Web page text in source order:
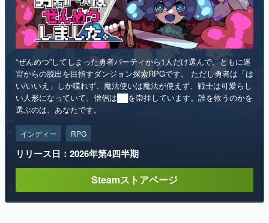
“ぜんめつ”してしまった勇者パーティから1人だけ選んで、ともに迷
宮からの脱出を目指すダンジョン探索RPGです。 ただし勇者は「は
い/いいえ」しか喋れず、魔法使いは魔法が使えず、戦士は可愛らし
い人形になっていて、僧侶は██を崇拝しています。誰を救うのかを
選ぶのは、あなたです。
インディー RPG
リリース日：2026年第4四半期
ランキング